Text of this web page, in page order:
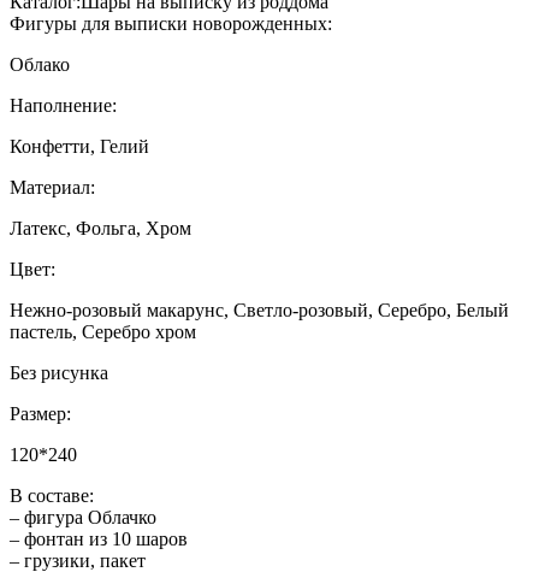
Фигуры для выписки новорожденных:
Облако
Наполнение:
Конфетти, Гелий
Материал:
Латекс, Фольга, Хром
Цвет:
Нежно-розовый макарунс, Светло-розовый, Серебро, Белый
пастель, Серебро хром
Без рисунка
Размер:
120*240
В составе:
– фигура Облачко
– фонтан из 10 шаров
– грузики, пакет